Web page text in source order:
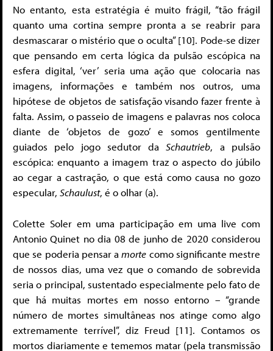
No entanto, esta estratégia é muito frágil, “tão frágil
quanto uma cortina sempre pronta a se reabrir para
desmascarar o mistério que o oculta” [10]. Pode-se dizer
que pensando em certa lógica da pulsão escópica na
esfera digital, ‘ver’ seria uma ação que colocaria nas
imagens, informações e também nos outros, uma
hipótese de objetos de satisfação visando fazer frente à
falta. Assim, o passeio de imagens e palavras nos coloca
diante de ‘objetos de gozo’ e somos gentilmente
guiados pelo jogo sedutor daSchautrieb, a pulsão
escópica: enquanto a imagem traz o aspecto do júbilo
ao cegar a castração, o que está como causa no gozo
especular, Schaulust, é o olhar (a).
Colette Soler em uma participação em uma live com
Antonio Quinet no dia 08 de junho de 2020 considerou
que se poderia pensar amorte como significante mestre
de nossos dias, uma vez que o comando de sobrevida
seria o principal, sustentado especialmente pelo fato de
que há muitas mortes em nosso entorno – “grande
número de mortes simultâneas nos atinge como algo
extremamente terrível”, diz Freud [11]. Contamos os
mortos diariamente e tememos matar (pela transmissão